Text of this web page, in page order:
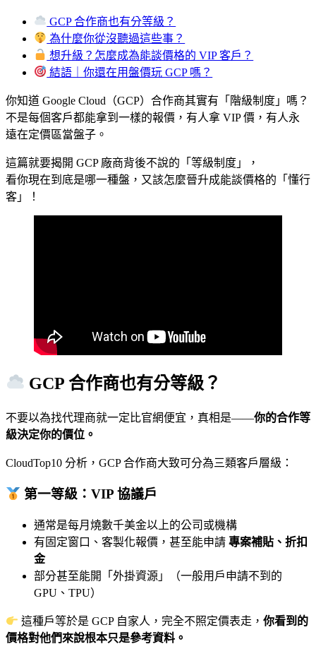
GCP 合作商也有分等級？
為什麼你從沒聽過這些事？
想升級？怎麼成為能談價格的 VIP 客戶？
結語｜你還在用盤價玩 GCP 嗎？
你知道 Google Cloud（GCP）合作商其實有「階級制度」嗎？
不是每個客戶都能拿到一樣的報價，有人拿 VIP 價，有人永
遠在定價區當盤子。
這篇就要揭開 GCP 廠商背後不說的「等級制度」，
看你現在到底是哪一種盤，又該怎麼晉升成能談價格的「懂行
客」！
GCP 合作商也有分等級？
不要以為找代理商就一定比官網便宜，真相是——你的合作等
級決定你的價位。
CloudTop10 分析，GCP 合作商大致可分為三類客戶層級：
第一等級：VIP 協議戶
通常是每月燒數千美金以上的公司或機構
有固定窗口、客製化報價，甚至能申請 專案補貼、折扣
金
部分甚至能開「外掛資源」（一般用戶申請不到的
GPU、TPU）
這種戶等於是 GCP 自家人，完全不照定價表走，你看到的
價格對他們來說根本只是參考資料。